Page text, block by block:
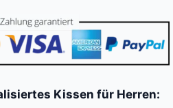
Kissen für Herren: